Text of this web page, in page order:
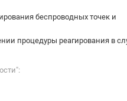
беспроводных точек и
процедуры реагирования в